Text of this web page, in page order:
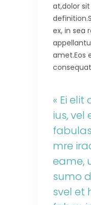
at,dolor
ex, in sea
amet.Eos
« Ei
ius,
mre
eame,
sumo
svel et